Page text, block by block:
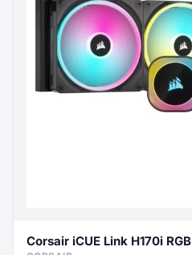
Corsair iCUE Link H170i RGB